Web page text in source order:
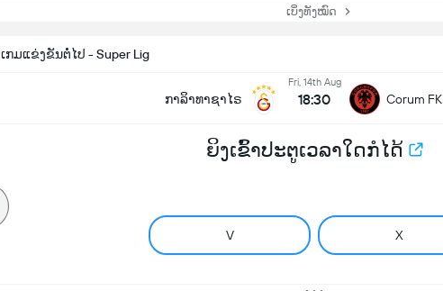
ເບິ່ງທັງໝົດ
ເກມແຂ່ງຂັນຕໍ່ໄປ - Super Lig
ກາລິາທາຊາໄຣ
Fri, 14th Aug
18:30 Corum FK
ຍິງເຂົ້າປະຕູເວລາໃດກໍໄດ້
V X